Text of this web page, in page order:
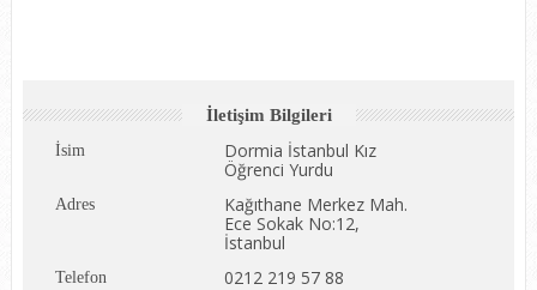
İletişim Bilgileri
İsim
Dormia İstanbul Kız
Öğrenci Yurdu
Adres
Kağıthane Merkez Mah.
Ece Sokak No:12,
İstanbul
Telefon 0212 219 57 88